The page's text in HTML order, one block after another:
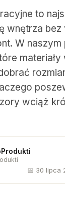
to
wnętrza
W naszym
wciąż
📅 30 lipca